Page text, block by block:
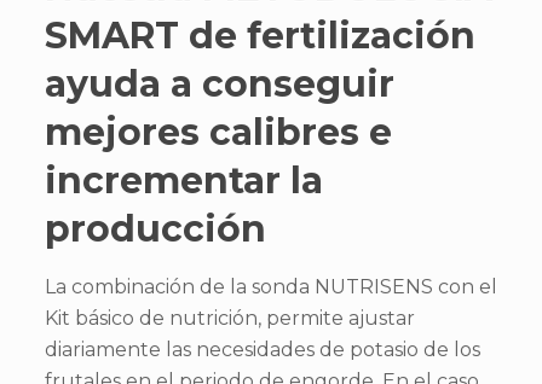
SMART de fertilización
ayuda a conseguir
mejores calibres e
incrementar la
producción
La combinación de la sonda NUTRISENS con el
Kit básico de nutrición, permite ajustar
diariamente las necesidades de potasio de los